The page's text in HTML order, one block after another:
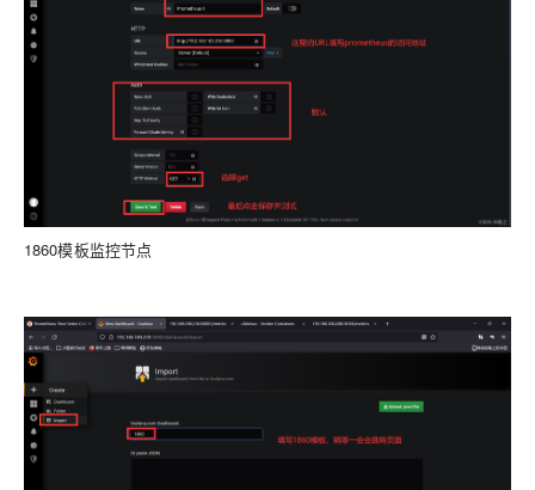
1860模板监控节点